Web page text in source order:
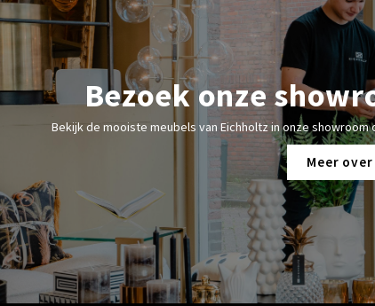
Bezoek onze
Bekijk de mooiste meubels van Eichholtz in onze
Meer